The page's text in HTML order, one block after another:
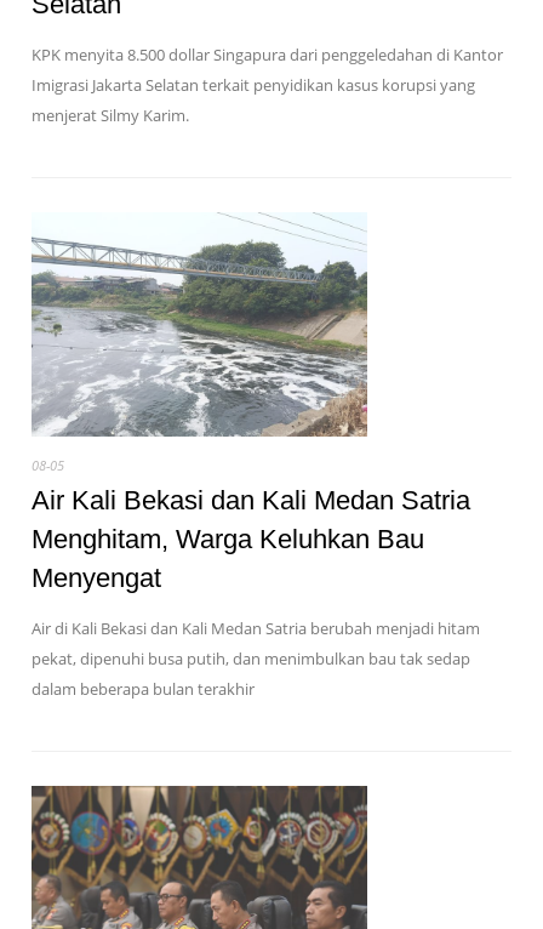
KPK menyita 8.500 dollar Singapura dari penggeledahan di Kantor
Imigrasi Jakarta Selatan terkait penyidikan kasus korupsi yang
menjerat Silmy Karim.
08-05
Air Kali Bekasi dan Kali Medan Satria
Menghitam, Warga Keluhkan Bau
Menyengat
Air di Kali Bekasi dan Kali Medan Satria berubah menjadi hitam
pekat, dipenuhi busa putih, dan menimbulkan bau tak sedap
dalam beberapa bulan terakhir